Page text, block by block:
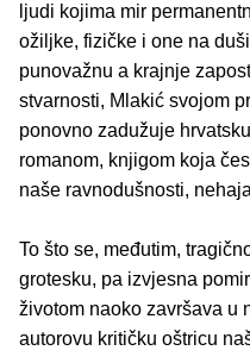
ljudi kojima mir
ožiljke, fizičke i one na
punovažnu a krajnje
stvarnosti, Mlakić svojom
ponovno zadužuje
romanom, knjigom koja
naše ravnodušnosti,
To što se, međutim,
grotesku, pa izvjesna
životom naoko završava u
autorovu kritičku oštricu